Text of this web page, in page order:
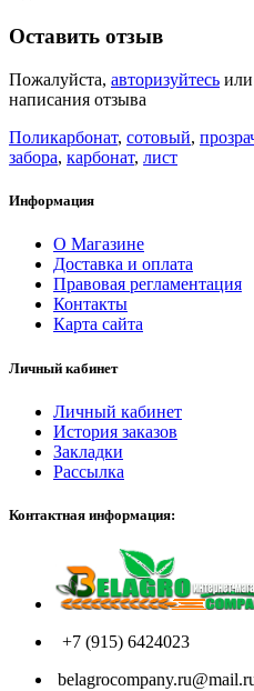
Оставить отзыв
Пожалуйста, авторизуйтесь или
написания отзыва
Поликарбонат, сотовый,
забора, карбонат, лист
Информация
О Магазине
Доставка и оплата
Правовая регламентация
Контакты
Карта сайта
Личный кабинет
Личный кабинет
История заказов
Закладки
Рассылка
Контактная информация:
+7 (915) 6424023